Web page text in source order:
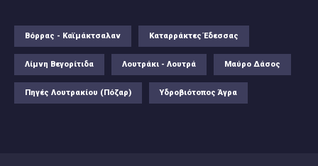
Βόρρας - Καϊμάκτσαλαν Καταρράκτες Έδεσσας
Λίμνη Βεγορίτιδα Λουτράκι - Λουτρά Μαύρο Δάσος
Πηγές Λουτρακίου (Πόζαρ) Υδροβιότοπος Άγρα